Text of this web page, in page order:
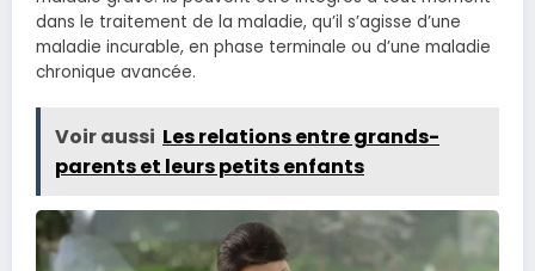
dans le traitement de la maladie, qu’il s’agisse d’une
maladie incurable, en phase terminale ou d’une maladie
chronique avancée.
Voir aussi Les relations entre grands-
parents et leurs petits enfants